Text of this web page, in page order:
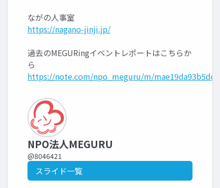
ながの人事室
https://nagano-jinji.jp/
過去のMEGURingイベントレポートはこちらか
ら
https://note.com/npo_meguru/m/mae19da93b5dd
NPO法人MEGURU
@8046421
スライド一覧